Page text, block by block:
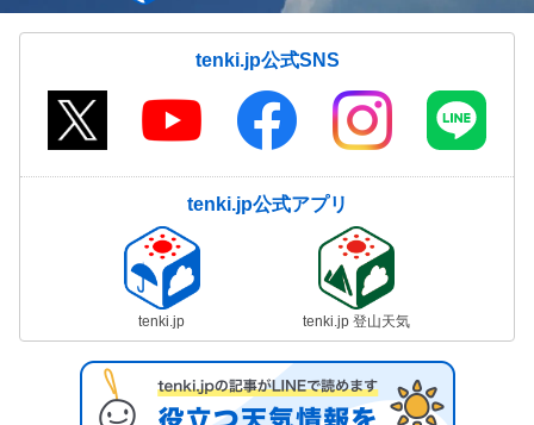
tenki.jp公式SNS
tenki.jp公式アプリ
tenki.jp tenki.jp 登山天気